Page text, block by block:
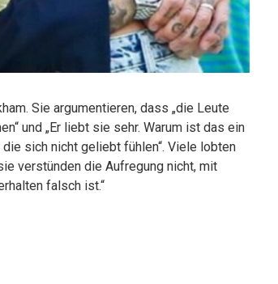
Sie argumentieren, dass „die Leute
und „Er liebt sie sehr. Warum ist das ein
sich nicht geliebt fühlen“. Viele lobten
verstünden die Aufregung nicht, mit
falsch ist.“